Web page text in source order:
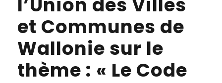
et Communes de
Wallonie sur le
thème : « Le Code